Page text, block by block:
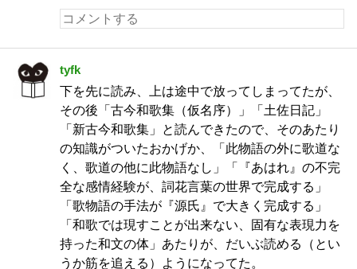
tyfk
下を先に読み、上は途中で放ってしまってたが、
その後「古今和歌集（仮名序）」「土佐日記」
「新古今和歌集」と読んできたので、そのあたり
の知識がついたおかげか、「此物語の外に歌道な
く、歌道の他に此物語なし」「『あはれ』の不完
全な感情経験が、詞花言葉の世界で完成する」
「歌物語の手法が『源氏』で大きく完成する」
「和歌では現すことが出来ない、固有な表現力を
持った和文の体」あたりが、だいぶ読める（とい
うか筋を追える）ようになってた。